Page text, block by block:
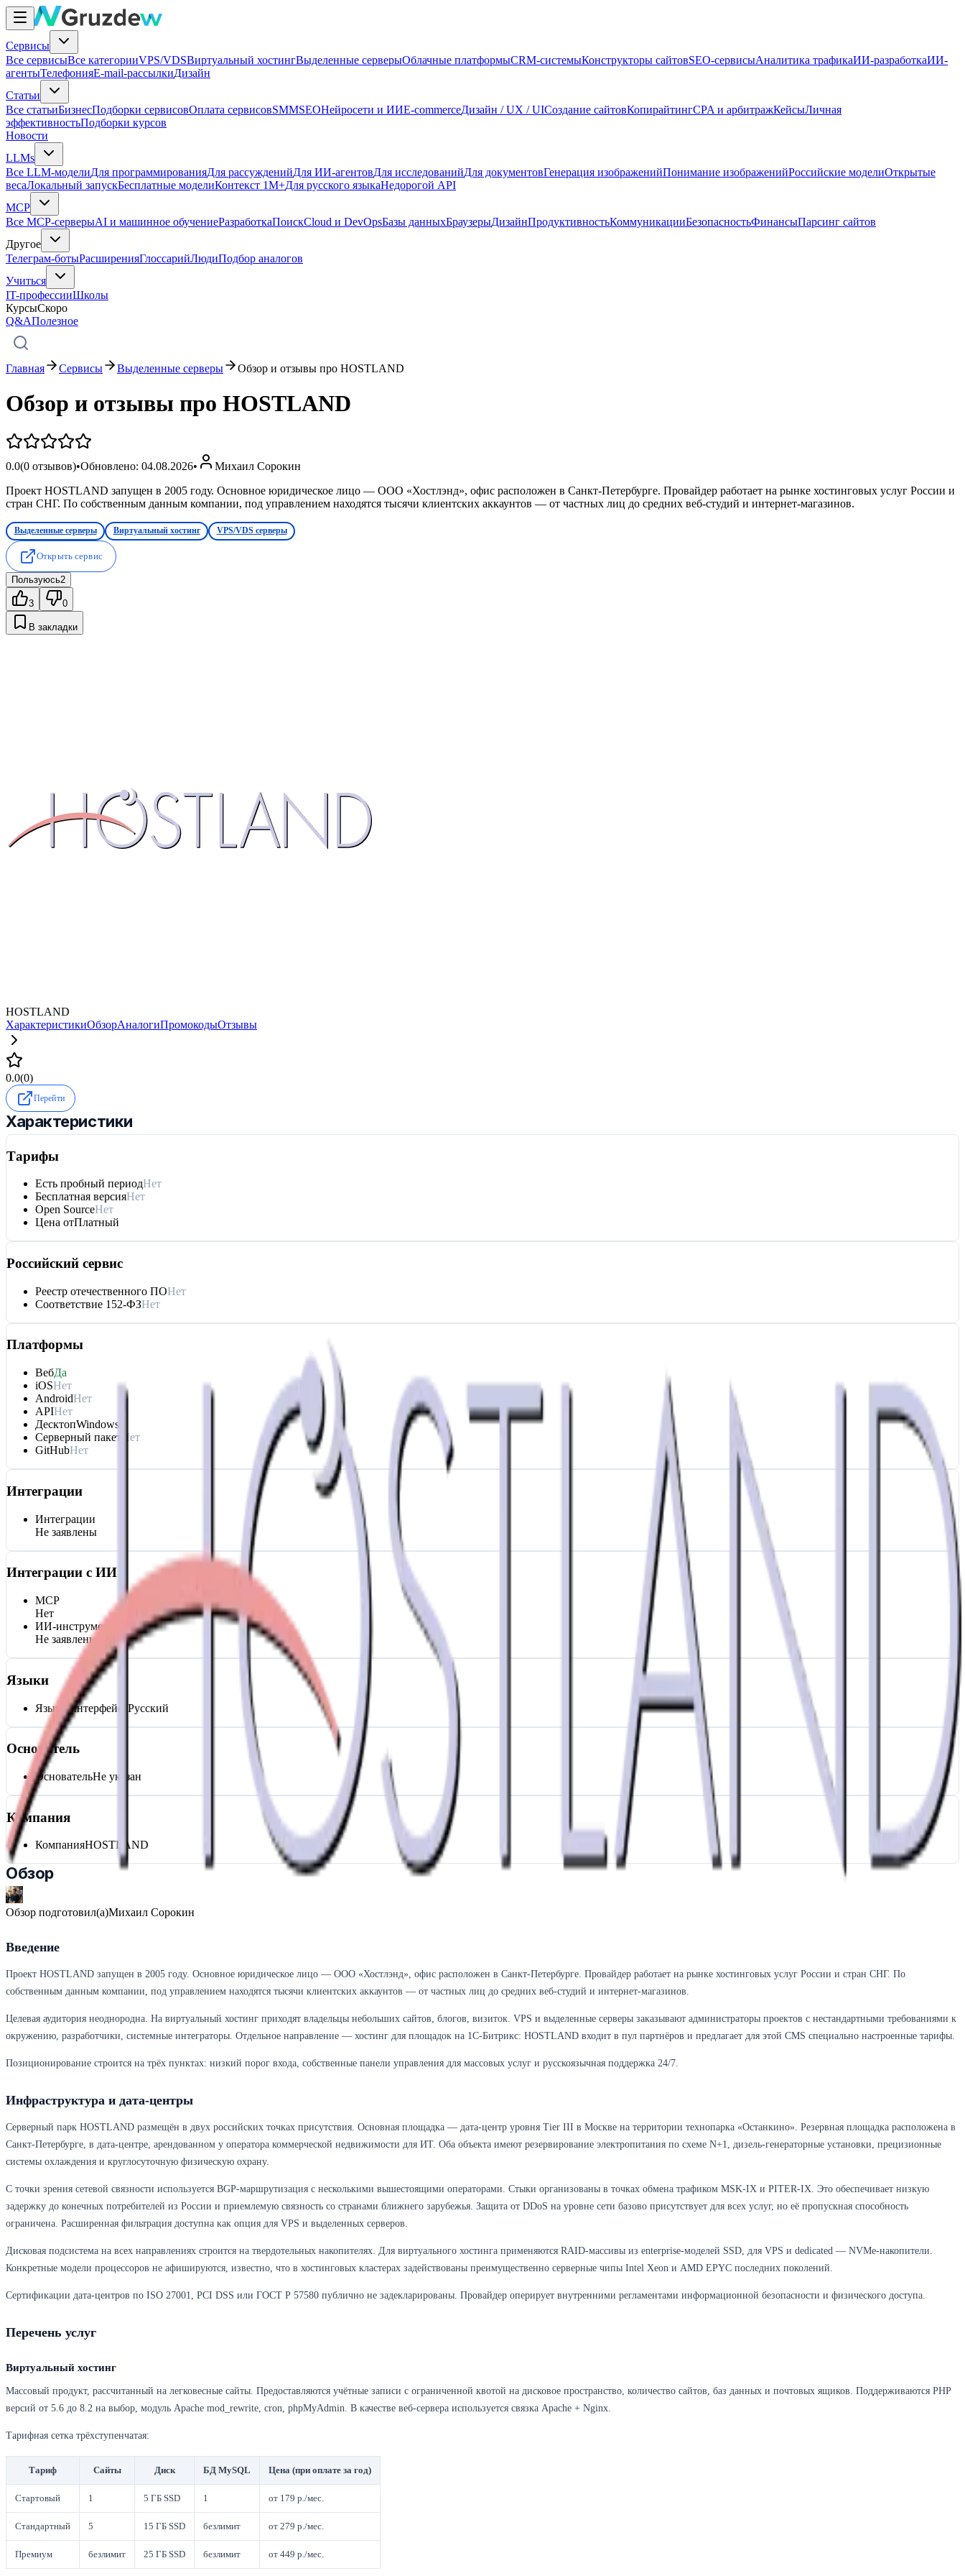
Сервисы
Все сервисыВсе категорииVPS/VDSВиртуальный хостингВыделенные серверыОблачные платформыCRM-системыКонструкторы сайтовSEO-сервисыАналитика трафикаИИ-разработкаИИ-
агентыТелефонияE-mail-рассылкиДизайн
Статьи
Все статьиБизнесПодборки сервисовОплата сервисовSMMSEOНейросети и ИИE-commerceДизайн / UX / UIСоздание сайтовКопирайтингCPA и арбитражКейсыЛичная
эффективностьПодборки курсов
Новости
LLMs
Все LLM-моделиДля программированияДля рассужденийДля ИИ-агентовДля исследованийДля документовГенерация изображенийПонимание изображенийРоссийские моделиОткрытые
весаЛокальный запускБесплатные моделиКонтекст 1M+Для русского языкаНедорогой API
MCP
Все MCP-серверыAI и машинное обучениеРазработкаПоискCloud и DevOpsБазы данныхБраузерыДизайнПродуктивностьКоммуникацииБезопасностьФинансыПарсинг сайтов
Другое
Телеграм-ботыРасширенияГлоссарийЛюдиПодбор аналогов
Учиться
IT-профессииШколы
КурсыСкоро
Q&AПолезное
Главная Сервисы Выделенные серверы Обзор и отзывы про HOSTLAND
Обзор и отзывы про HOSTLAND
0.0(0 отзывов)•Обновлено: 04.08.2026•
Михаил Сорокин
Проект HOSTLAND запущен в 2005 году. Основное юридическое лицо — ООО «Хостлэнд», офис расположен в Санкт-Петербурге. Провайдер работает на рынке хостинговых услуг России и
стран СНГ. По собственным данным компании, под управлением находятся тысячи клиентских аккаунтов — от частных лиц до средних веб-студий и интернет-магазинов.
Выделенные серверы Виртуальный хостинг VPS/VDS серверы
Открыть сервис
Пользуюсь2
3 0
В закладки
HOSTLAND
ХарактеристикиОбзорАналогиПромокодыОтзывы
0.0(0)
Перейти
Характеристики
Тарифы
Есть пробный периодНет
Бесплатная версияНет
Open SourceНет
Цена отПлатный
Российский сервис
Реестр отечественного ПОНет
Соответствие 152-ФЗНет
Платформы
ВебДа
iOSНет
AndroidНет
APIНет
ДесктопWindows
Серверный пакет
Нет
GitHubНет
Интеграции
Интеграции
Не заявлены
Интеграции с ИИ
MCP
Нет
ИИ-инструменты
Не заявлены
Языки
Языки интерфейса Русский
Основатель
ОсновательНе указан
Компания
КомпанияHOSTLAND
Обзор
Обзор подготовил(а)Михаил Сорокин
Введение
Проект HOSTLAND запущен в 2005 году. Основное юридическое лицо — ООО «Хостлэнд», офис расположен в Санкт-Петербурге. Провайдер работает на рынке хостинговых услуг России и стран СНГ. По
собственным данным компании, под управлением находятся тысячи клиентских аккаунтов — от частных лиц до средних веб-студий и интернет-магазинов.
Целевая аудитория неоднородна. На виртуальный хостинг приходят владельцы небольших сайтов, блогов, визиток. VPS и выделенные серверы заказывают администраторы проектов с нестандартными требованиями к
окружению, разработчики, системные интеграторы. Отдельное направление — хостинг для площадок на 1С-Битрикс: HOSTLAND входит в пул партнёров и предлагает для этой CMS специально настроенные тарифы.
Позиционирование строится на трёх пунктах: низкий порог входа, собственные панели управления для массовых услуг и русскоязычная поддержка 24/7.
Инфраструктура и дата-центры
Серверный парк HOSTLAND размещён в двух российских точках присутствия. Основная площадка — дата-центр уровня Tier III в Москве на территории технопарка «Останкино». Резервная площадка расположена в
Санкт-Петербурге, в дата-центре, арендованном у оператора коммерческой недвижимости для ИТ. Оба объекта имеют резервирование электропитания по схеме N+1, дизель-генераторные установки, прецизионные
системы охлаждения и круглосуточную физическую охрану.
С точки зрения сетевой связности используется BGP-маршрутизация с несколькими вышестоящими операторами. Стыки организованы в точках обмена трафиком MSK-IX и PITER-IX. Это обеспечивает низкую
задержку до конечных потребителей из России и приемлемую связность со странами ближнего зарубежья. Защита от DDoS на уровне сети базово присутствует для всех услуг, но её пропускная способность
ограничена. Расширенная фильтрация доступна как опция для VPS и выделенных серверов.
Дисковая подсистема на всех направлениях строится на твердотельных накопителях. Для виртуального хостинга применяются RAID-массивы из enterprise-моделей SSD, для VPS и dedicated — NVMe-накопители.
Конкретные модели процессоров не афишируются, известно, что в хостинговых кластерах задействованы преимущественно серверные чипы Intel Xeon и AMD EPYC последних поколений.
Сертификации дата-центров по ISO 27001, PCI DSS или ГОСТ Р 57580 публично не задекларированы. Провайдер оперирует внутренними регламентами информационной безопасности и физического доступа.
Перечень услуг
Виртуальный хостинг
Массовый продукт, рассчитанный на легковесные сайты. Предоставляются учётные записи с ограниченной квотой на дисковое пространство, количество сайтов, баз данных и почтовых ящиков. Поддерживаются PHP
версий от 5.6 до 8.2 на выбор, модуль Apache mod_rewrite, cron, phpMyAdmin. В качестве веб-сервера используется связка Apache + Nginx.
Тарифная сетка трёхступенчатая:
Тариф Сайты Диск БД MySQL Цена (при оплате за год)
Стартовый 1 5 ГБ SSD 1 от 179 р./мес.
Стандартный 5 15 ГБ SSD безлимит от 279 р./мес.
Премиум безлимит 25 ГБ SSD безлимит от 449 р./мес.